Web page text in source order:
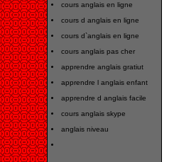
cours anglais en ligne
cours d anglais en ligne
cours d`anglais en ligne
cours anglais pas cher
apprendre anglais gratiut
apprendre l anglais enfant
apprendre d anglais facile
cours anglais skype
anglais niveau